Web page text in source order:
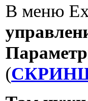
В меню
(